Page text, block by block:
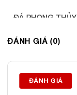
ĐÁ PHONG
Địa chỉ: 60/69
ĐÁNH GIÁ (0)
ĐÁNH GIÁ